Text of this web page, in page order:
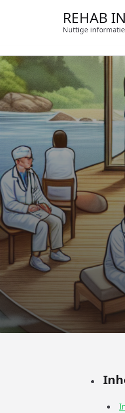
REHAB
Nuttige